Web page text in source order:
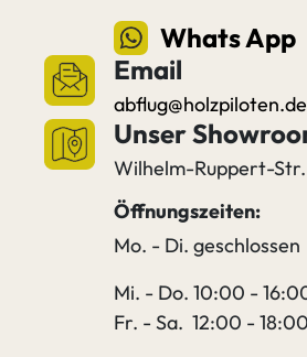
Whats App
Email
abflug@holzpiloten.de
Unser
Wilhelm-Ruppert-Str.
Öffnungszeiten:
Mo. - Di. geschlossen
Mi. - Do. 10:00 -
Fr. - Sa. 12:00 -